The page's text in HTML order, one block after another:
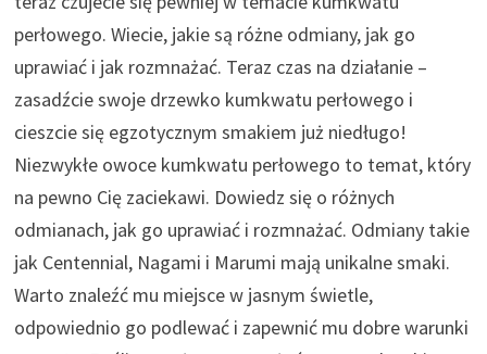
perłowego. Wiecie, jakie są różne odmiany, jak go
uprawiać i jak rozmnażać. Teraz czas na działanie –
zasadźcie swoje drzewko kumkwatu perłowego i
cieszcie się egzotycznym smakiem już niedługo!
Niezwykłe owoce kumkwatu perłowego to temat, który
na pewno Cię zaciekawi. Dowiedz się o różnych
odmianach, jak go uprawiać i rozmnażać. Odmiany takie
jak Centennial, Nagami i Marumi mają unikalne smaki.
Warto znaleźć mu miejsce w jasnym świetle,
odpowiednio go podlewać i zapewnić mu dobre warunki